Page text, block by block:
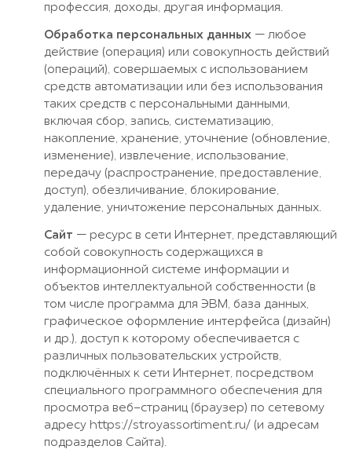
профессия, доходы, другая информация.
Обработка персональных данных — любое
действие (операция) или совокупность действий
(операций), совершаемых с использованием
средств автоматизации или без использования
таких средств с персональными данными,
включая сбор, запись, систематизацию,
накопление, хранение, уточнение (обновление,
изменение), извлечение, использование,
передачу (распространение, предоставление,
доступ), обезличивание, блокирование,
удаление, уничтожение персональных данных.
Сайт — ресурс в сети Интернет, представляющий
собой совокупность содержащихся в
информационной системе информации и
объектов интеллектуальной собственности (в
том числе программа для ЭВМ, база данных,
графическое оформление интерфейса (дизайн)
и др.), доступ к которому обеспечивается с
различных пользовательских устройств,
подключённых к сети Интернет, посредством
специального программного обеспечения для
просмотра веб-страниц (браузер) по сетевому
адресу https://stroyassortiment.ru/ (и адресам
подразделов Сайта).